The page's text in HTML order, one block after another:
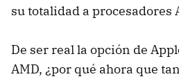
su totalidad a procesadores
De ser real la opción de
AMD, ¿por qué ahora que